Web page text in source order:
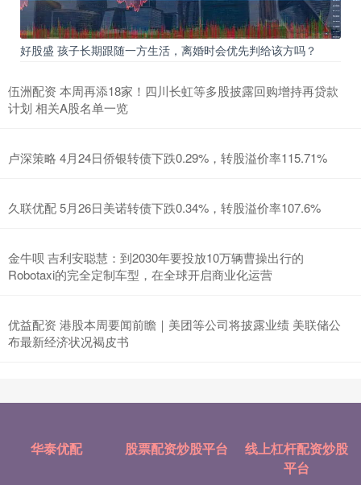
好股盛 孩子长期跟随一方生活，离婚时会优先判给该方吗？
伍洲配资 本周再添18家！四川长虹等多股披露回购增持再贷款
计划 相关A股名单一览
卢深策略 4月24日侨银转债下跌0.29%，转股溢价率115.71%
久联优配 5月26日美诺转债下跌0.34%，转股溢价率107.6%
金牛呗 吉利安聪慧：到2030年要投放10万辆曹操出行的
Robotaxi的完全定制车型，在全球开启商业化运营
优益配资 港股本周要闻前瞻｜美团等公司将披露业绩 美联储公
布最新经济状况褐皮书
华泰优配 股票配资炒股平台
线上杠杆配资炒股
平台